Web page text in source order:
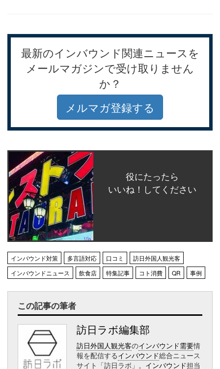
最新のインバウンド関連ニュースを
メールマガジンで受け取りません
か？
メルマガ登録する
役にたったら
いいね！してください
インバウンド対策 多言語対応 口コミ
訪日外国人観光客
インバウンドニュース
飲食店 特集記事 コト消費 QR 事例
この記事の筆者
訪日ラボ編集部
訪日外国人観光客のインバウンド需要情
報を配信するインバウンド総合ニュース
サイト「訪日ラボ」。 インバウンド担当